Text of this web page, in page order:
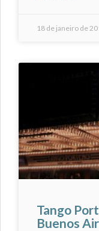
18 de janeiro de
Tango
Buenos